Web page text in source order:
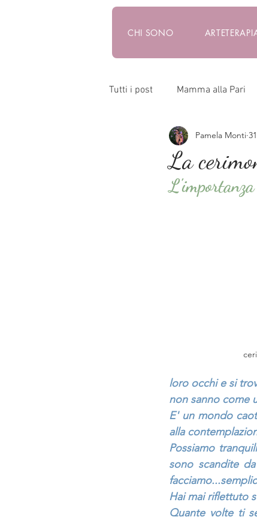
CHI SONO
Tutti i post Mamma alla Pari
Consulente del
La
Pamela Monti
L'importanza
loro occhi e si
non sanno come
E' un mondo
alla
Possiamo
sono scandite
Hai mai riflettuto
Quante volte ti